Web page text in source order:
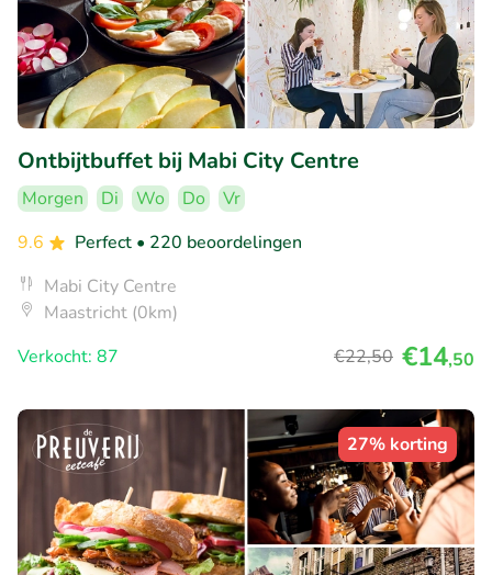
Ontbijtbuffet bij Mabi City Centre
Morgen Di Wo Do
Vr
9.6
Perfect • 220 beoordelingen
Mabi City Centre
Maastricht (0km)
Verkocht: 87
€22,50 €14,50
27% korting